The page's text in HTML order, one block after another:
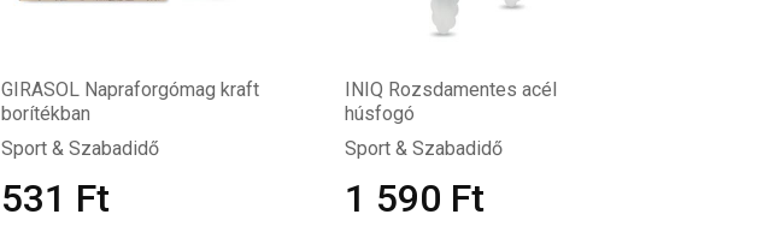
GIRASOL Napraforgómag kraft
borítékban
Sport & Szabadidő
531 Ft
INIQ Rozsdamentes acél
húsfogó
Sport & Szabadidő
1 590 Ft